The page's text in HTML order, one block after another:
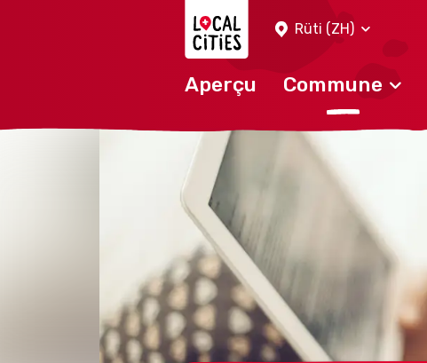
Rüti (ZH)
Aperçu Commune